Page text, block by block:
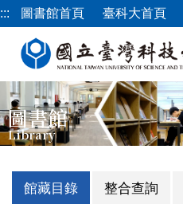
跳
到
內
容
區
::: 圖書館首頁 臺科大首頁
圖書館
Library
館藏目錄 整合查詢